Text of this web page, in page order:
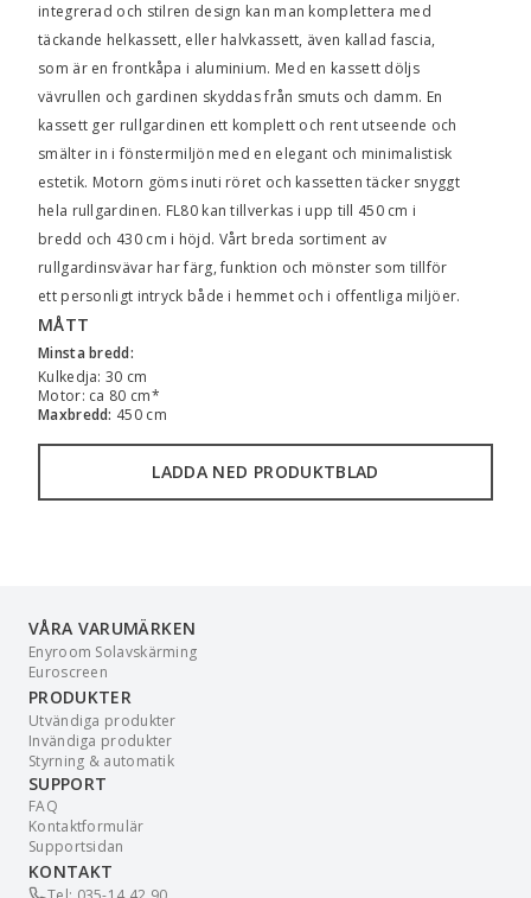
integrerad och stilren design kan man komplettera med
täckande helkassett, eller halvkassett, även kallad fascia,
som är en frontkåpa i aluminium. Med en kassett döljs
vävrullen och gardinen skyddas från smuts och damm. En
kassett ger rullgardinen ett komplett och rent utseende och
smälter in i fönstermiljön med en elegant och minimalistisk
estetik. Motorn göms inuti ­röret och kassetten täcker snyggt
hela rullgardinen. FL80 kan tillverkas i upp till 450 cm i
bredd och 430 cm i höjd. Vårt ­breda sortiment av
­rullgardinsvävar har färg, ­funktion och mönster som tillför
ett ­personligt intryck både i hemmet och i offentliga ­miljöer.
MÅTT
Minsta bredd:
Kulkedja: 30 cm
Motor: ca 80 cm*
Maxbredd: 450 cm
LADDA NED PRODUKTBLAD
VÅRA VARUMÄRKEN
Enyroom Solavskärming
Euroscreen
PRODUKTER
Utvändiga produkter
Invändiga produkter
Styrning & automatik
SUPPORT
FAQ
Kontaktformulär
Supportsidan
KONTAKT